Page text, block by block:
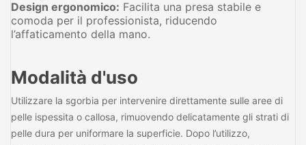
Design ergonomico: Facilita una presa stabile e
comoda per il professionista, riducendo
l’affaticamento della mano.
Modalità d'uso
Utilizzare la sgorbia per intervenire direttamente sulle aree di
pelle ispessita o callosa, rimuovendo delicatamente gli strati di
pelle dura per uniformare la superficie. Dopo l’utilizzo,